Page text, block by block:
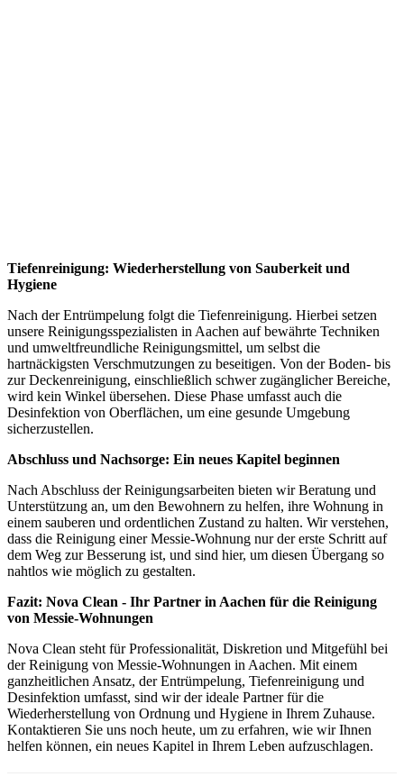
Tiefenreinigung: Wiederherstellung von Sauberkeit und
Hygiene
Nach der Entrümpelung folgt die Tiefenreinigung. Hierbei setzen
unsere Reinigungsspezialisten in Aachen auf bewährte Techniken
und umweltfreundliche Reinigungsmittel, um selbst die
hartnäckigsten Verschmutzungen zu beseitigen. Von der Boden- bis
zur Deckenreinigung, einschließlich schwer zugänglicher Bereiche,
wird kein Winkel übersehen. Diese Phase umfasst auch die
Desinfektion von Oberflächen, um eine gesunde Umgebung
sicherzustellen.
Abschluss und Nachsorge: Ein neues Kapitel beginnen
Nach Abschluss der Reinigungsarbeiten bieten wir Beratung und
Unterstützung an, um den Bewohnern zu helfen, ihre Wohnung in
einem sauberen und ordentlichen Zustand zu halten. Wir verstehen,
dass die Reinigung einer Messie-Wohnung nur der erste Schritt auf
dem Weg zur Besserung ist, und sind hier, um diesen Übergang so
nahtlos wie möglich zu gestalten.
Fazit: Nova Clean - Ihr Partner in Aachen für die Reinigung
von Messie-Wohnungen
Nova Clean steht für Professionalität, Diskretion und Mitgefühl bei
der Reinigung von Messie-Wohnungen in Aachen. Mit einem
ganzheitlichen Ansatz, der Entrümpelung, Tiefenreinigung und
Desinfektion umfasst, sind wir der ideale Partner für die
Wiederherstellung von Ordnung und Hygiene in Ihrem Zuhause.
Kontaktieren Sie uns noch heute, um zu erfahren, wie wir Ihnen
helfen können, ein neues Kapitel in Ihrem Leben aufzuschlagen.